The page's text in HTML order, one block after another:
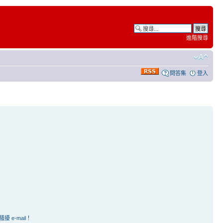
進階搜尋
問答集 登入
擾 e-mail！